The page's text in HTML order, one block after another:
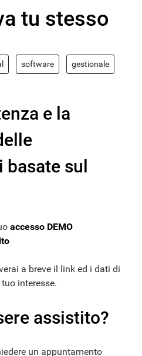
tu stesso
software gestionale
e la
sul
accesso DEMO
a breve il link ed i dati di
interesse.
assistito?
un appuntamento